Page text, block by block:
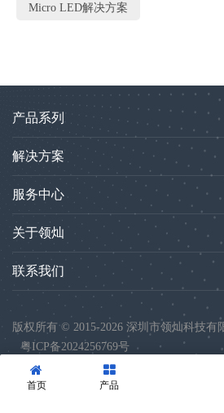
Micro LED解决方案
产品系列
解决方案
服务中心
关于领灿
联系我们
版权所有 © 2015-2026 深圳市领灿科技有
粤ICP备2024256769号
首页 产品